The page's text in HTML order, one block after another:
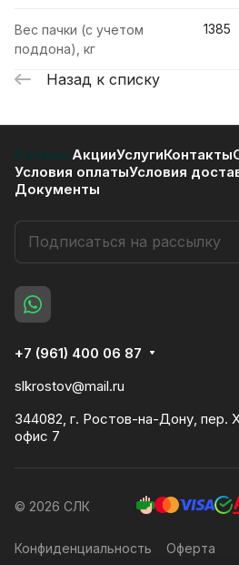
Вес пачки (с учетом
поддона), кг
1385
Назад к списку
КаталогАкцииУслугиКонтакты
Условия оплатыУсловия
Документы
+7 (961) 400 06 87
slkrostov@mail.ru
344082, г. Ростов-на-Дону, пер.
офис 7
© 2026 СЛК
Конфиденциальность Оферта